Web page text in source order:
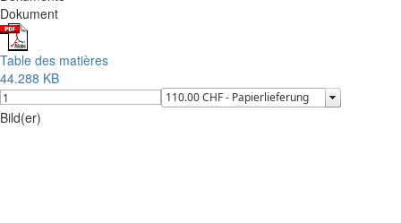
Dokument
Table des matières
44.288 KB
Bild(er)